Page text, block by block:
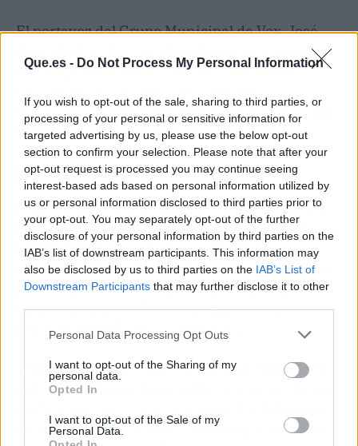
Que.es - Do Not Process My Personal Information
If you wish to opt-out of the sale, sharing to third parties, or
processing of your personal or sensitive information for
targeted advertising by us, please use the below opt-out
section to confirm your selection. Please note that after your
opt-out request is processed you may continue seeing
interest-based ads based on personal information utilized by
us or personal information disclosed to third parties prior to
your opt-out. You may separately opt-out of the further
disclosure of your personal information by third parties on the
IAB’s list of downstream participants. This information may
also be disclosed by us to third parties on the IAB’s List of
Downstream Participants that may further disclose it to other
Personal Data Processing Opt Outs
I want to opt-out of the Sharing of my
personal data.
Opted In
I want to opt-out of the Sale of my
Personal Data.
El portavoz del Grupo Municipal de Vox, José
Ángel Antelo, ha considerado que a Serrano "le
queda grande el traje", y ha asegurado que se
impuestos, de abrazar la inmigración irregular
y de financiar los chiringuitos ideológicos".
REACCIONES REGIONALES
El presidente del Gobierno regional, Fernando
López Miras, ha considerado que"no es una
buena noticia"que hayan convertido a la
Comunidad"en el laboratorio de pruebas"del
presidente del Gobierno, Pedro Sánchez, del
líder de podemos, Pablo Iglesias, y de la
presidenta de Cs, Inés Arrimadas.
También ha criticado lasúltimas noticias, como
la que refleja que "han tenido que secuestrar a
la Región, como si aquí se diera una situación